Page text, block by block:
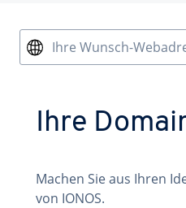
Ihre Wunsch-
Ihre
Machen Sie aus Ihren
von IONOS.